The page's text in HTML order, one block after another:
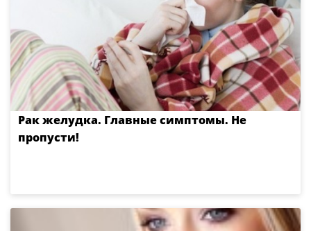
Рак желудка. Главные симптомы. Не
пропусти!